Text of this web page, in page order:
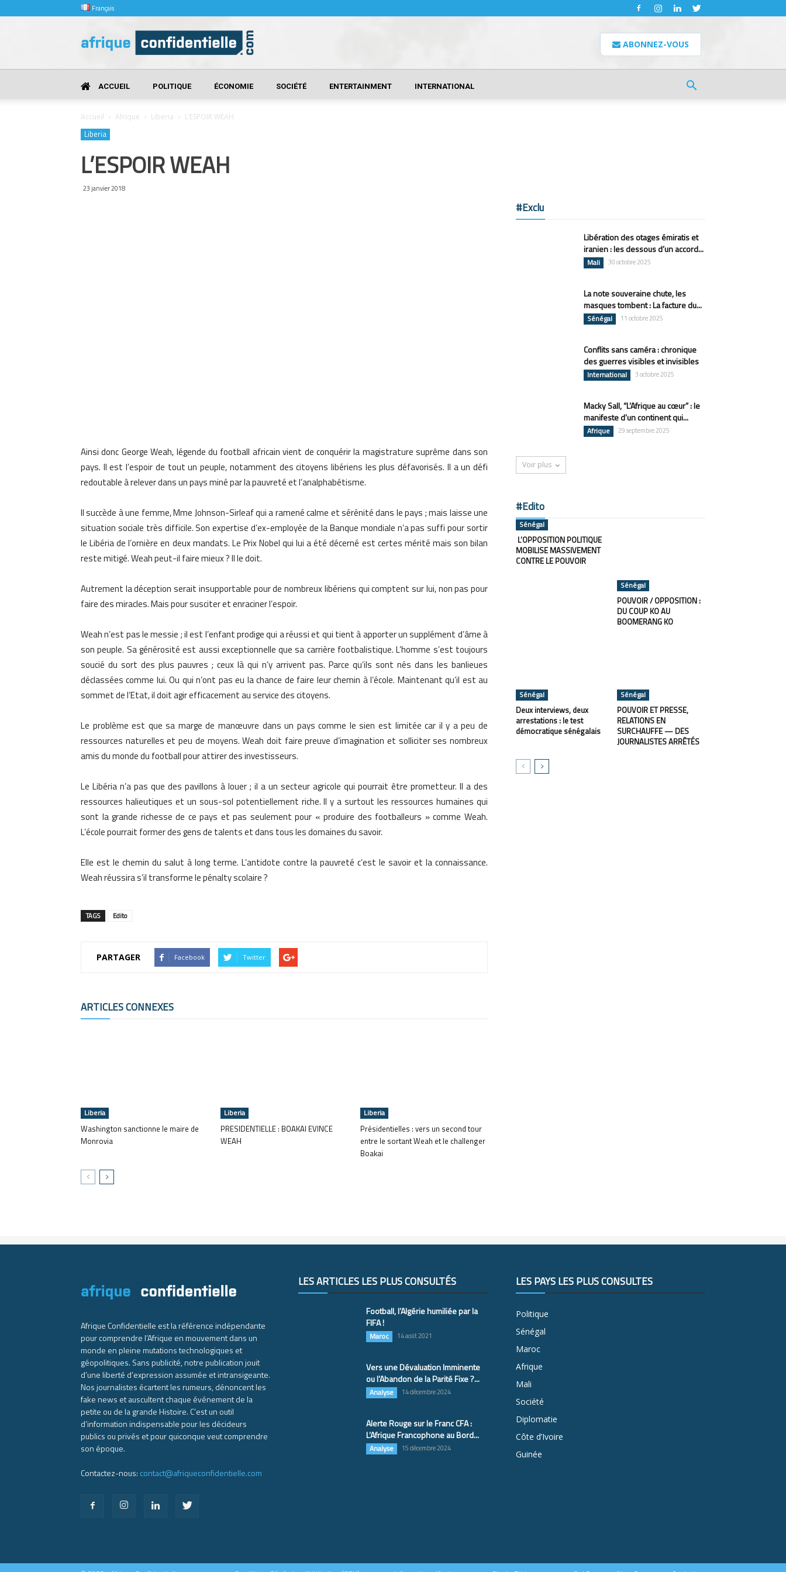
Français
Confidentielle
ABONNEZ-VOUS
ACCUEIL POLITIQUE ÉCONOMIE SOCIÉTÉ ENTERTAINMENT INTERNATIONAL
Accueil Afrique Liberia L’ESPOIR WEAH
Liberia
L’ESPOIR WEAH
23 janvier 2018
Ainsi donc George Weah, légende du football africain vient de conquérir la magistrature suprême dans son
pays. Il est l’espoir de tout un peuple, notamment des citoyens libériens les plus défavorisés. Il a un défi
redoutable à relever dans un pays miné par la pauvreté et l’analphabétisme.
Il succède à une femme, Mme Johnson-Sirleaf qui a ramené calme et sérénité dans le pays ; mais laisse une
situation sociale très difficile. Son expertise d’ex-employée de la Banque mondiale n’a pas suffi pour sortir
le Libéria de l’ornière en deux mandats. Le Prix Nobel qui lui a été décerné est certes mérité mais son bilan
reste mitigé. Weah peut-il faire mieux ? Il le doit.
Autrement la déception serait insupportable pour de nombreux libériens qui comptent sur lui, non pas pour
faire des miracles. Mais pour susciter et enraciner l’espoir.
Weah n’est pas le messie ; il est l’enfant prodige qui a réussi et qui tient à apporter un supplément d’âme à
son peuple. Sa générosité est aussi exceptionnelle que sa carrière footbalistique. L’homme s’est toujours
soucié du sort des plus pauvres ; ceux là qui n’y arrivent pas. Parce qu’ils sont nés dans les banlieues
déclassées comme lui. Ou qui n’ont pas eu la chance de faire leur chemin à l’école. Maintenant qu’il est au
sommet de l’Etat, il doit agir efficacement au service des citoyens.
Le problème est que sa marge de manœuvre dans un pays comme le sien est limitée car il y a peu de
ressources naturelles et peu de moyens. Weah doit faire preuve d’imagination et solliciter ses nombreux
amis du monde du football pour attirer des investisseurs.
Le Libéria n’a pas que des pavillons à louer ; il a un secteur agricole qui pourrait être prometteur. Il a des
ressources halieutiques et un sous-sol potentiellement riche. Il y a surtout les ressources humaines qui
sont la grande richesse de ce pays et pas seulement pour « produire des footballeurs » comme Weah.
L’école pourrait former des gens de talents et dans tous les domaines du savoir.
Elle est le chemin du salut à long terme. L’antidote contre la pauvreté c’est le savoir et la connaissance.
Weah réussira s’il transforme le pénalty scolaire ?
TAGS Edito
PARTAGER Facebook Twitter
ARTICLES CONNEXES
Liberia
Washington sanctionne le maire de
Monrovia
Liberia
PRESIDENTIELLE : BOAKAI EVINCE
WEAH
Liberia
Présidentielles : vers un second tour
entre le sortant Weah et le challenger
Boakai
#Exclu
Libération des otages émiratis et
iranien : les dessous d’un accord...
Mali 30 octobre 2025
La note souveraine chute, les
masques tombent : La facture du...
Sénégal 11 octobre 2025
Conflits sans caméra : chronique
des guerres visibles et invisibles
International 3 octobre 2025
Macky Sall, “L’Afrique au cœur” : le
manifeste d’un continent qui...
Afrique 29 septembre 2025
Voir plus
#Edito
Sénégal
L’OPPOSITION POLITIQUE
MOBILISE MASSIVEMENT
CONTRE LE POUVOIR
Sénégal
POUVOIR / OPPOSITION :
DU COUP KO AU
BOOMERANG KO
Sénégal
Deux interviews, deux
arrestations : le test
démocratique sénégalais
Sénégal
POUVOIR ET PRESSE,
RELATIONS EN
SURCHAUFFE — DES
JOURNALISTES ARRÊTÉS
Afrique Confidentielle est la référence indépendante
pour comprendre l’Afrique en mouvement dans un
monde en pleine mutations technologiques et
géopolitiques. Sans publicité, notre publication jouit
d’une liberté d’expression assumée et intransigeante.
Nos journalistes écartent les rumeurs, dénoncent les
fake news et auscultent chaque événement de la
petite ou de la grande Histoire. C’est un outil
d’information indispensable pour les décideurs
publics ou privés et pour quiconque veut comprendre
son époque.
Contactez-nous: contact@afriqueconfidentielle.com
LES ARTICLES LES PLUS CONSULTÉS
Football, l’Algérie humiliée par la
FIFA !
Maroc 14 août 2021
Vers une Dévaluation Imminente
ou l’Abandon de la Parité Fixe ?...
Analyse 14 décembre 2024
Alerte Rouge sur le Franc CFA :
L’Afrique Francophone au Bord...
Analyse 15 décembre 2024
LES PAYS LES PLUS CONSULTÉS
Politique
Sénégal
Maroc
Afrique
Mali
Société
Diplomatie
Côte d’Ivoire
Guinée